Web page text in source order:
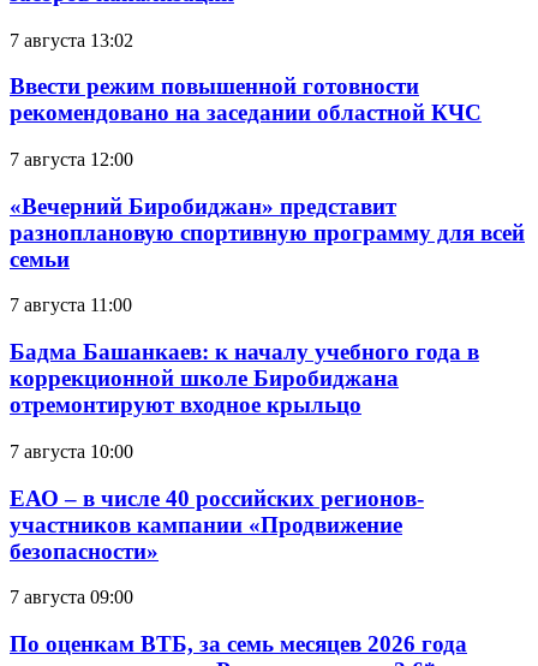
7 августа 13:02
Ввести режим повышенной готовности
рекомендовано на заседании областной КЧС
7 августа 12:00
«Вечерний Биробиджан» представит
разноплановую спортивную программу для всей
семьи
7 августа 11:00
Бадма Башанкаев: к началу учебного года в
коррекционной школе Биробиджана
отремонтируют входное крыльцо
7 августа 10:00
ЕАО – в числе 40 российских регионов-
участников кампании «Продвижение
безопасности»
7 августа 09:00
По оценкам ВТБ, за семь месяцев 2026 года